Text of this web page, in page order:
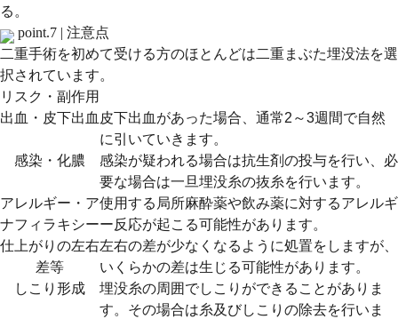
る。
point.7 | 注意点
二重手術を初めて受ける方のほとんどは二重まぶた埋没法を選
択されています。
リスク・副作用
出血・皮下出血 皮下出血があった場合、通常2～3週間で自然
に引いていきます。
感染・化膿
感染が疑われる場合は抗生剤の投与を行い、必
要な場合は一旦埋没糸の抜糸を行います。
アレルギー・ア
ナフィラキシー
使用する局所麻酔薬や飲み薬に対するアレルギ
ー反応が起こる可能性があります。
仕上がりの左右
差等
左右の差が少なくなるように処置をしますが、
いくらかの差は生じる可能性があります。
しこり形成
埋没糸の周囲でしこりができることがありま
す。その場合は糸及びしこりの除去を行いま